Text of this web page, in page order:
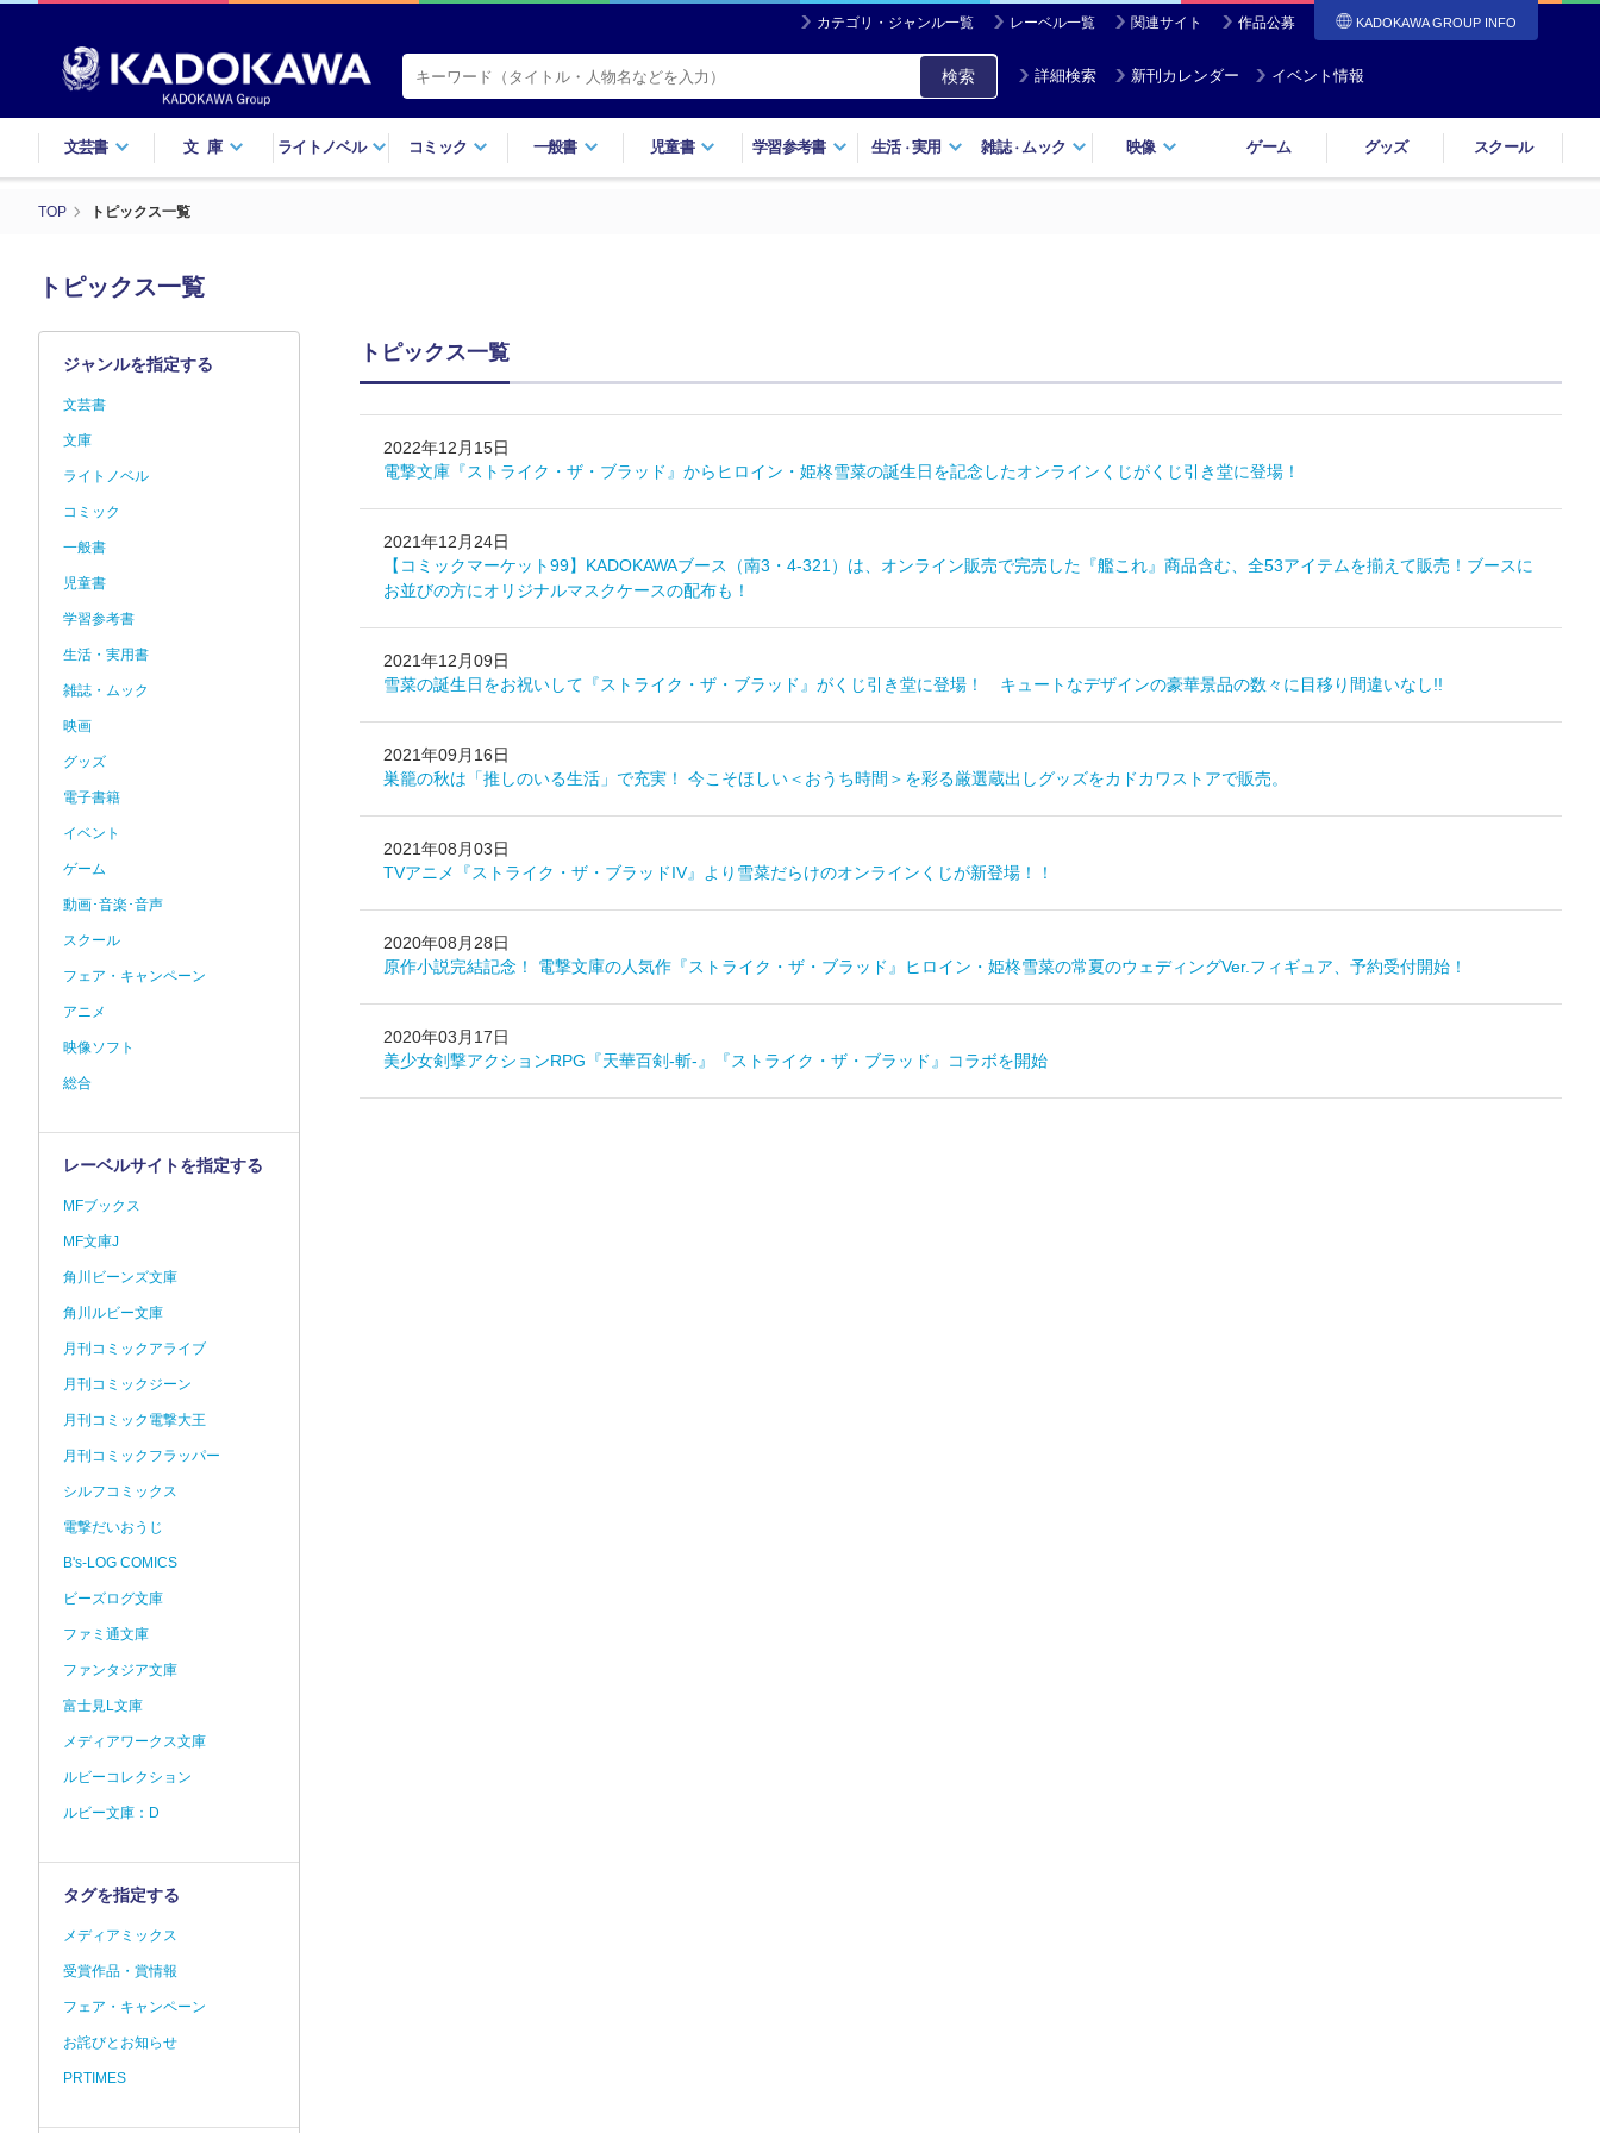
カテゴリ・ジャンル一覧 レーベル一覧 関連サイト 作品公募 KADOKAWA GROUP INFO
検索 詳細検索 新刊カレンダー イベント情報
文芸書 文庫 ライトノベル コミック 一般書 児童書 学習参考書 生活・実用 雑誌・ ムック 映像 ゲーム グッズ スクール
TOP トピックス一覧
トピックス一覧
トピックス一覧
2022年12月15日
電撃文庫『ストライク・ザ・ブラッド』からヒロイン・姫柊雪菜の誕生日を記念したオンラインくじがくじ引き堂に登場！
2021年12月24日
【コミックマーケット99】KADOKAWAブース（南3・4-321）は、オンライン販売で完売した『艦これ』商品含む、全53アイテムを揃えて販売！ブースに
お並びの方にオリジナルマスクケースの配布も！
2021年12月09日
雪菜の誕生日をお祝いして『ストライク・ザ・ブラッド』がくじ引き堂に登場！ キュートなデザインの豪華景品の数々に目移り間違いなし!!
2021年09月16日
巣籠の秋は「推しのいる生活」で充実！ 今こそほしい＜おうち時間＞を彩る厳選蔵出しグッズをカドカワストアで販売。
2021年08月03日
TVアニメ『ストライク・ザ・ブラッドIV』より雪菜だらけのオンラインくじが新登場！！
2020年08月28日
原作小説完結記念！ 電撃文庫の人気作『ストライク・ザ・ブラッド』ヒロイン・姫柊雪菜の常夏のウェディングVer.フィギュア、予約受付開始！
2020年03月17日
美少女剣撃アクションRPG『天華百剣-斬-』『ストライク・ザ・ブラッド』コラボを開始
ジャンルを指定する
文芸書
文庫
ライトノベル
コミック
一般書
児童書
学習参考書
生活・実用書
雑誌・ムック
映画
グッズ
電子書籍
イベント
ゲーム
動画･音楽･音声
スクール
フェア・キャンペーン
アニメ
映像ソフト
総合
レーベルサイトを指定する
MFブックス
MF文庫J
角川ビーンズ文庫
角川ルビー文庫
月刊コミックアライブ
月刊コミックジーン
月刊コミック電撃大王
月刊コミックフラッパー
シルフコミックス
電撃だいおうじ
B's-LOG COMICS
ビーズログ文庫
ファミ通文庫
ファンタジア文庫
富士見L文庫
メディアワークス文庫
ルビーコレクション
ルビー文庫：D
タグを指定する
メディアミックス
受賞作品・賞情報
フェア・キャンペーン
お詫びとお知らせ
PRTIMES